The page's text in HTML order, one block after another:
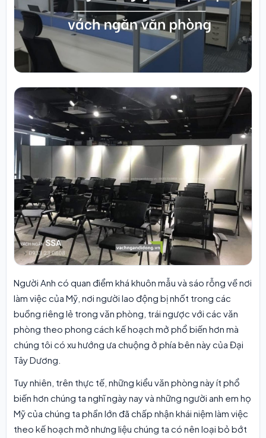
Người Anh có quan điểm khá khuôn mẫu và sáo rỗng về nơi
làm việc của Mỹ, nơi người lao động bị nhốt trong các
buồng riêng lẻ trong văn phòng, trái ngược với các văn
phòng theo phong cách kế hoạch mở phổ biến hơn mà
chúng tôi có xu hướng ưa chuộng ở phía bên này của Đại
Tây Dương.
Tuy nhiên, trên thực tế, những kiểu văn phòng này ít phổ
biến hơn chúng ta nghĩ ngày nay và những người anh em họ
Mỹ của chúng ta phần lớn đã chấp nhận khái niệm làm việc
theo kế hoạch mở nhưng liệu chúng ta có nên loại bỏ bớt